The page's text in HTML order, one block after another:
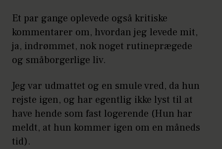
Et par gange oplevede også kritiske
kommentarer om, hvordan jeg levede mit,
ja, indrømmet, nok noget rutineprægede
og småborgerlige liv.
Jeg var udmattet og en smule vred, da hun
rejste igen, og har egentlig ikke lyst til at
have hende som fast logerende (Hun har
meldt, at hun kommer igen om en måneds
tid).